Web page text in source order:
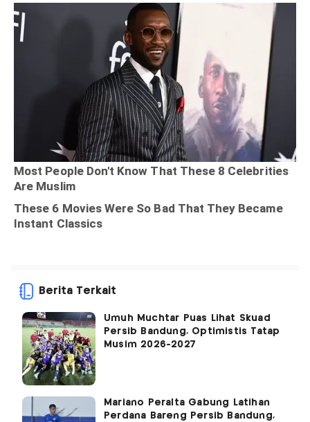
Berita Terkait
Umuh Muchtar Puas Lihat Skuad
Persib Bandung, Optimistis Tatap
Musim 2026-2027
Mariano Peralta Gabung Latihan
Perdana Bareng Persib Bandung,